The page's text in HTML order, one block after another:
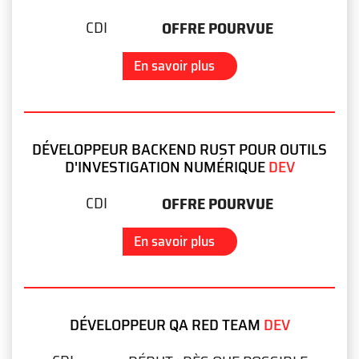
CDI
OFFRE POURVUE
En savoir plus
DÉVELOPPEUR BACKEND RUST POUR OUTILS
D'INVESTIGATION NUMÉRIQUEDEV
CDI
OFFRE POURVUE
En savoir plus
DÉVELOPPEUR QA RED TEAMDEV